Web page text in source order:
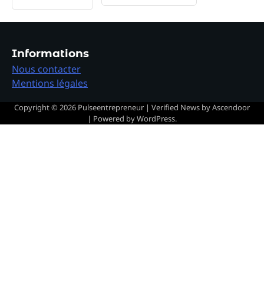
Informations
Nous contacter
Mentions légales
Copyright © 2026 Pulseentrepreneur | Verified News byAscendoor
| Powered byWordPress.